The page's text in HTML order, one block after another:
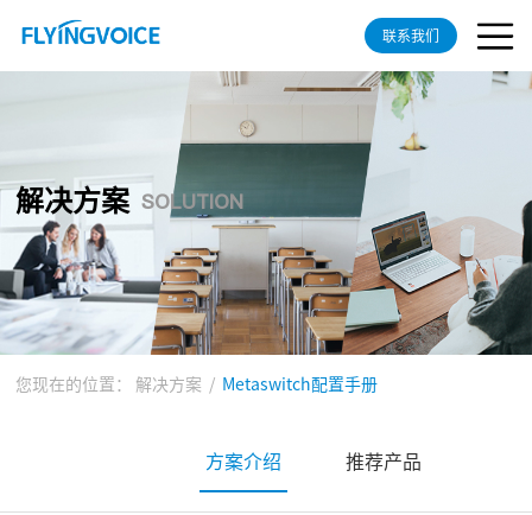
联系我们
解决方案 SOLUTION
您现在的位置： 解决方案 / Metaswitch配置手册
方案介绍 推荐产品